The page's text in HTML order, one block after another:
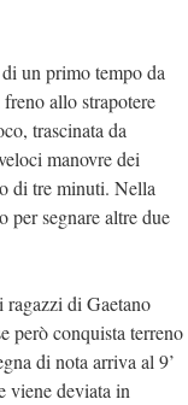
un primo tempo da
allo strapotere
trascinata da
manovre dei
di tre minuti. Nella
per segnare altre due
ragazzi di Gaetano
però conquista terreno
di nota arriva al 9’
viene deviata in